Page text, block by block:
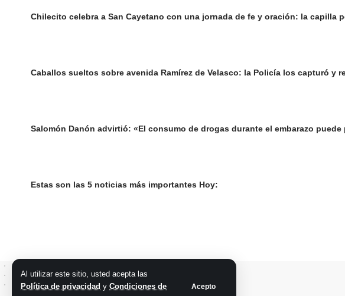
Al utilizar este sitio, usted acepta las
Política de privacidad y Condiciones de
Acepto
Chilecito celebra a San Cayetano con una jornada de fe y oración: la capilla
Caballos sueltos sobre avenida Ramírez de Velasco: la Policía los capturó y
Salomón Danón advirtió: «El consumo de drogas durante el embarazo
Estas son las 5 noticias más importantes Hoy: